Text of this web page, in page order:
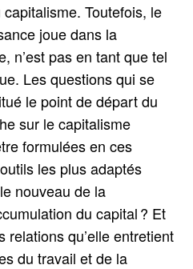
Toutefois, le
joue dans la
n’est pas en tant que tel
Les questions qui se
le point de départ du
sur le capitalisme
formulées en ces
les plus adaptés
nouveau de la
du capital ? Et
qu’elle entretient
du travail et de la